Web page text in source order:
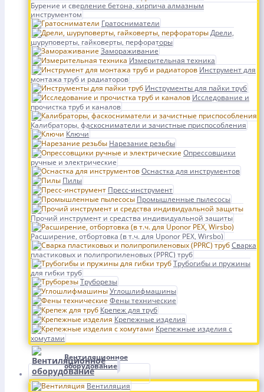
Бурение и сверление бетона, кирпича алмазным
инструментом
Гратосниматели
Дрели,
шуруповерты, гайковерты, перфораторы
Замораживание
Измерительная техника
Инструмент для
монтажа труб и радиаторов
Инструменты для пайки труб
Исследование и
прочистка труб и каналов
Калибраторы, фаскосниматели и зачистные приспособления
Ключи
Нарезание резьбы
Опрессовщики
ручные и электрические
Оснастка для инструментов
Пилы
Пресс-инструмент
Промышленные пылесосы
Прочий инструмент и средства индивидуальной защиты
Расширение, отбортовка (в т.ч. для Uponor PEX, Wirsbo)
Сварка
пластиковых и полипропиленовых (PPRC) труб
Трубогибы и пружины
для гибки труб
Труборезы
Углошлифмашины
Фены технические
Крепеж для труб
Крепежные изделия
Крепежные изделия с
хомутами
Вентиляционное
оборудование
Вентиляция